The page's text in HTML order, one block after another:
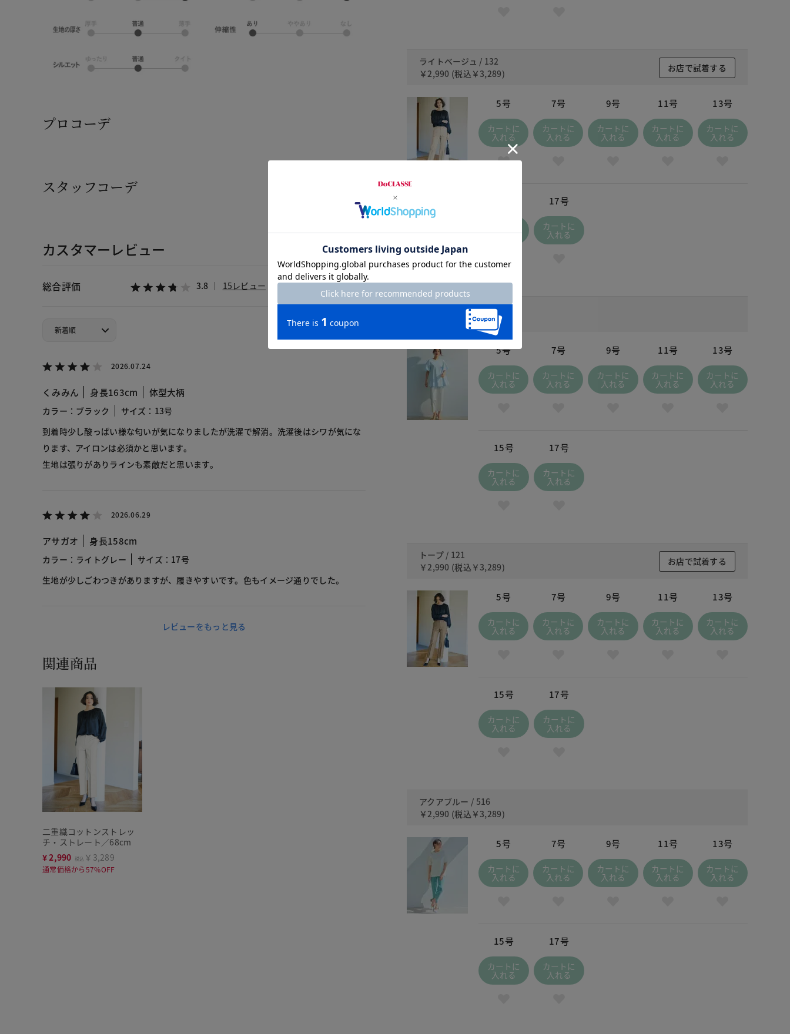
プロコーデ
スタッフコーデ
カスタマーレビュー
総合評価 3.8 15レビュー
2026.07.24
くみみん 身長163cm 体型大柄
カラー：ブラック
サイズ：13号
到着時少し酸っぱい様な匂いが気になりましたが洗濯で解消。洗濯後はシワが気にな
ります、アイロンは必須かと思います。
生地は張りがありラインも素敵だと思います。
2026.06.29
アサガオ 身長158cm
カラー：ライトグレー
サイズ：17号
生地が少しごわつきがありますが、履きやすいです。色もイメージ通りでした。
レビューをもっと見る
関連商品
二重織コットンストレッ
チ・ストレート／68cm
¥2,990 税込 ￥3,289
通常価格から57%OFF
ライトベージュ / 132
￥2,990 (税込 ￥3,289)
お店で試着する
5号
カートに
入れる
7号
カートに
入れる
9号
カートに
入れる
11号
カートに
入れる
13号
カートに
入れる
入れる
17号
カートに
入れる
オフホワイト / 011
(税込￥3,289)
5号
カートに
入れる
7号
カートに
入れる
9号
カートに
入れる
11号
カートに
入れる
13号
カートに
入れる
15号
カートに
入れる
17号
カートに
入れる
トープ / 121
￥2,990 (税込 ￥3,289)
お店で試着する
5号
カートに
入れる
7号
カートに
入れる
9号
カートに
入れる
11号
カートに
入れる
13号
カートに
入れる
15号
カートに
入れる
17号
カートに
入れる
アクアブルー / 516
￥2,990 (税込 ￥3,289)
5号
カートに
入れる
7号
カートに
入れる
9号
カートに
入れる
11号
カートに
入れる
13号
カートに
入れる
15号
カートに
入れる
17号
カートに
入れる